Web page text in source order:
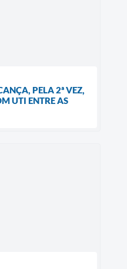
PELA 2ª VEZ,
UTI ENTRE AS